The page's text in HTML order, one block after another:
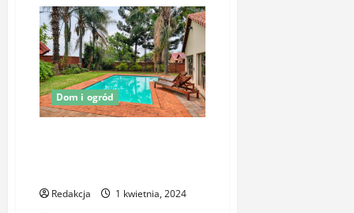
Zalety
odpływów
liniowych
–
nowoczesne
rozwiązanie
dla
każdej
łazienki
Dom i ogród
Redakcja 1 kwietnia, 2024